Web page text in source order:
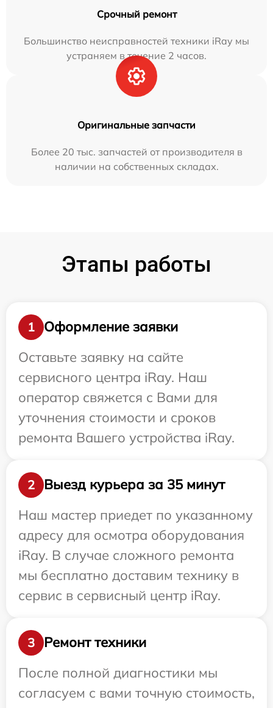
Срочный ремонт
Большинство неисправностей техники iRay мы
устраняем в течение 2 часов.
Оригинальные запчасти
Более 20 тыс. запчастей от производителя в
наличии на собственных складах.
Этапы работы
1
Оформление заявки
Оставьте заявку на сайте
сервисного центра iRay. Наш
оператор свяжется с Вами для
уточнения стоимости и сроков
ремонта Вашего устройства iRay.
2
Выезд курьера за 35 минут
Наш мастер приедет по указанному
адресу для осмотра оборудования
iRay. В случае сложного ремонта
мы бесплатно доставим технику в
сервис в сервисный центр iRay.
3
Ремонт техники
После полной диагностики мы
согласуем с вами точную стоимость,